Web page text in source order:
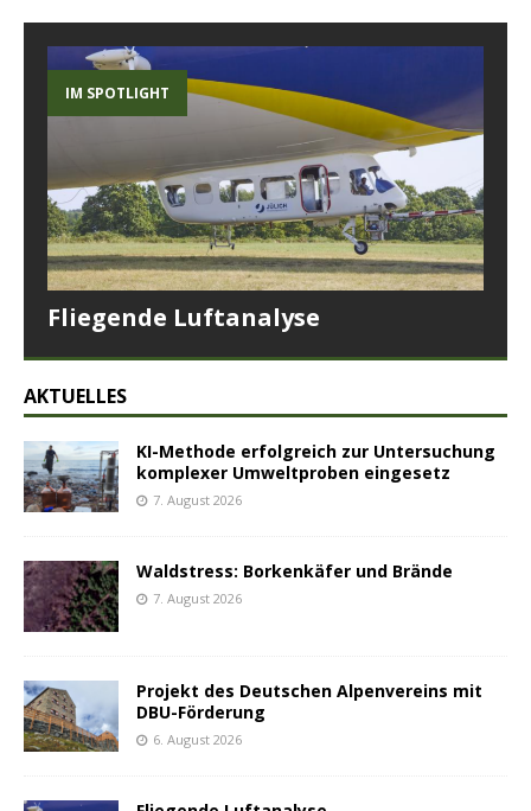
IM SPOTLIGHT
Fliegende Luftanalyse
AKTUELLES
KI-Methode erfolgreich zur Untersuchung
komplexer Umweltproben eingesetz
7. August 2026
Waldstress: Borkenkäfer und Brände
7. August 2026
Projekt des Deutschen Alpenvereins mit
DBU-Förderung
6. August 2026